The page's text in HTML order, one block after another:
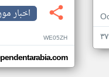
اخبار
WE05ZH